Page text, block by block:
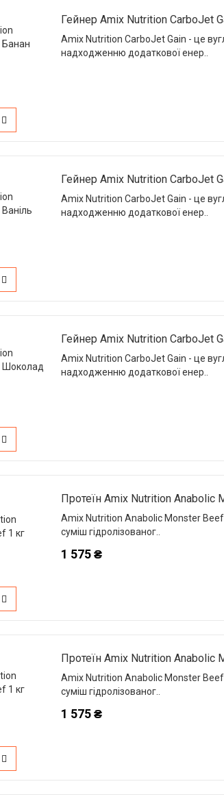
Гейнер Amix Nutrition CarboJet
Amix Nutrition CarboJet Gain - це
надходженню додаткової енер..
Гейнер Amix Nutrition CarboJet
Amix Nutrition CarboJet Gain - це
надходженню додаткової енер..
Гейнер Amix Nutrition CarboJet
Amix Nutrition CarboJet Gain - це
надходженню додаткової енер..
Протеїн Amix Nutrition Anabolic
Amix Nutrition Anabolic Monster Beef
суміш гідролізованог..
1 575 ₴
Протеїн Amix Nutrition
Amix Nutrition Anabolic Monster Beef
суміш гідролізованог..
1 575 ₴